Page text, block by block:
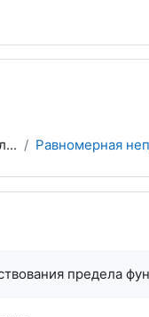
Равномерная
предела